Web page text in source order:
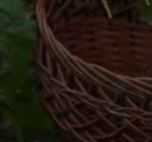
w seksie?